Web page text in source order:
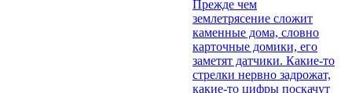
Прежде чем
землетрясение сложит
каменные дома, словно
карточные домики, его
заметят датчики. Какие-то
стрелки нервно задрожат,
какие-то цифры поскачут